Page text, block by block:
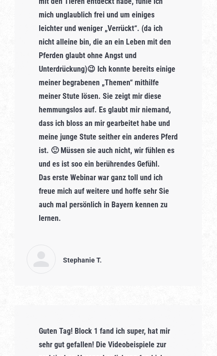
mich unglaublich frei und um einiges
leichter und weniger „Verrückt“. (da ich
nicht alleine bin, die an ein Leben mit den
Pferden glaubt ohne Angst und
Unterdrückung)😉 Ich konnte bereits einige
meiner begrabenen „Themen“ mithilfe
meiner Stute lösen. Sie zeigt mir diese
hemmungslos auf. Es glaubt mir niemand,
dass ich bloss an mir gearbeitet habe und
meine junge Stute seither ein anderes Pferd
ist. 🙂Müssen sie auch nicht, wir fühlen es
und es ist soo ein berührendes Gefühl.
Das erste Webinar war ganz toll und ich
freue mich auf weitere und hoffe sehr Sie
auch mal persönlich in Bayern kennen zu
lernen.
Stephanie T.
Guten Tag! Block 1 fand ich super, hat mir
sehr gut gefallen! Die Videobeispiele zur